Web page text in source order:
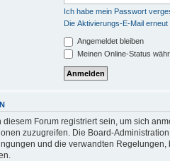
Ich habe mein Passwort
Die Aktivierungs-E-Mail erneut
Angemeldet bleiben
Meinen Online-Status
diesem Forum registriert sein, um sich
zuzugreifen. Die Board-
und die verwandten